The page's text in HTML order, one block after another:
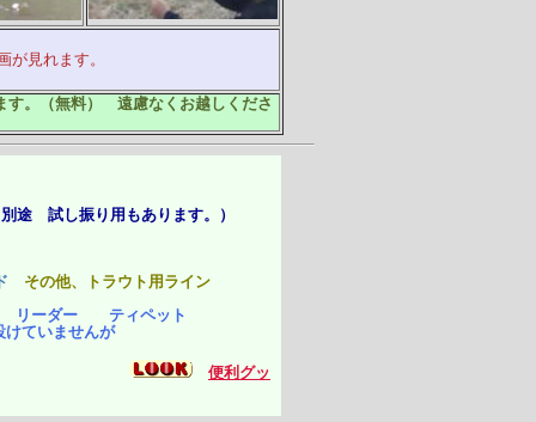
す。
。（無料） 遠慮なくお越しくださ
試し振り用もあります。）
その他、トラウト用ライン
リーダー ティペット
いませんが
便利グッ